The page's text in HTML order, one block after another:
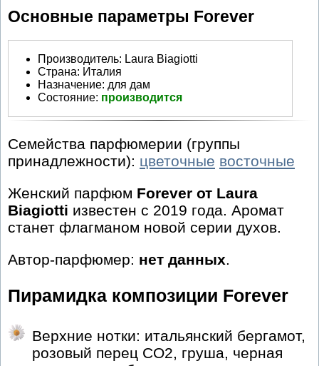
Основные параметры Forever
Производитель: Laura Biagiotti
Страна: Италия
Назначение: для дам
Состояние: производится
Семейства парфюмерии (группы
принадлежности): цветочные восточные
Женский парфюм Forever от Laura
Biagiotti известен с 2019 года. Аромат
станет флагманом новой серии духов.
Автор-парфюмер: нет данных.
Пирамидка композиции Forever
Верхние нотки: итальянский бергамот,
розовый перец CO2, груша, черная